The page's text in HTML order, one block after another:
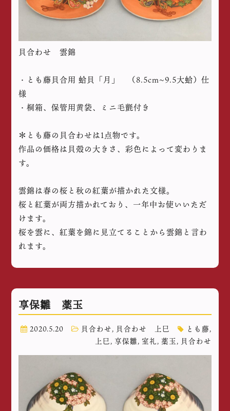
貝合わせ 雲錦
・とも藤貝合用 蛤貝「月」 （8.5cm~9.5大蛤）仕
様
・桐箱、保管用黄袋、ミニ毛氈付き
＊とも藤の貝合わせは1点物です。
作品の価格は貝殻の大きさ、彩色によって変わりま
す。
雲錦は春の桜と秋の紅葉が描かれた文様。
桜と紅葉が両方描かれており、一年中お使いいただ
けます。
桜を雲に、紅葉を錦に見立てることから雲錦と言わ
れます。
享保雛 薬玉
2020.5.20 貝合わせ, 貝合わせ 上巳 とも藤,
上巳, 享保雛, 室礼, 薬玉, 貝合わせ